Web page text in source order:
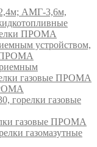
АМГ-3,6м,
ПРОМА
устройством,
ПРОМА
газовые ПРОМА
горелки газовые
газовые ПРОМА
газомазутные